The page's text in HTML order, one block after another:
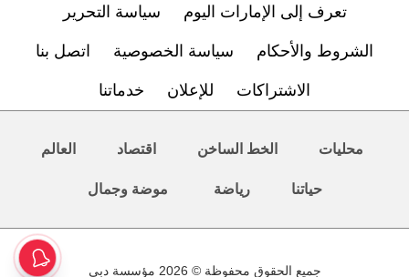
تعرف إلى الإمارات اليوم سياسة التحرير
الشروط والأحكام سياسة الخصوصية اتصل بنا
الاشتراكات للإعلان خدماتنا
محليات الخط الساخن اقتصاد العالم
حياتنا رياضة موضة وجمال
جميع الحقوق محفوظة © 2026 مؤسسة دبي